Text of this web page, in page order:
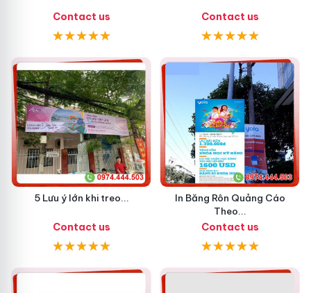
Contact us Contact us
5 Lưu ý lớn khi treo...
Contact us
In Băng Rôn Quảng Cáo
Theo...
Contact us